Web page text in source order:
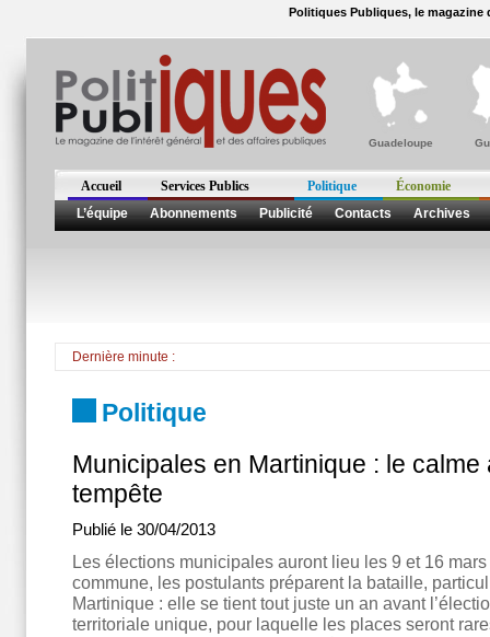
Politiques Publiques, le magazine
Guadeloupe
Accueil Services Publics Politique
Économie
L’équipe
Abonnements Publicité Contacts Archives
Dernière minute :
Politique
Municipales en Martinique : le calme
tempête
Publié le 30/04/2013
Les élections municipales auront lieu les 9 et 16
commune, les postulants préparent la bataille,
Martinique : elle se tient tout juste un an avant
territoriale unique, pour laquelle les places seront